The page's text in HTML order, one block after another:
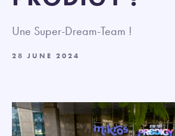
Une Super-Dream-Team !
28 JUNE 2024